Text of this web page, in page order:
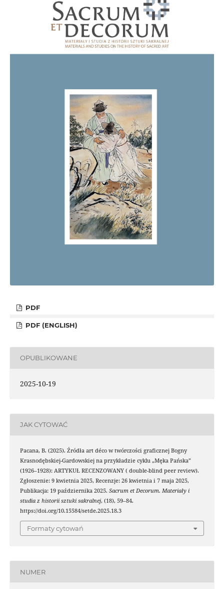
PDF
PDF (ENGLISH)
OPUBLIKOWANE
2025-10-19
JAK CYTOWAĆ
Pacana, B. (2025). Źródła art déco w twórczości graficznej Bogny
Krasnodębskiej-Gardowskiej na przykładzie cyklu „Męka Pańska”
(1926–1928): ARTYKUŁ RECENZOWANY ( double-blind peer review).
Zgłoszenie: 9 kwietnia 2025, Recenzje: 26 kwietnia i 7 maja 2025,
Publikacja: 19 października 2025. Sacrum et Decorum. Materiały i
studia z historii sztuki sakralnej, (18), 59–84.
https://doi.org/10.15584/setde.2025.18.3
Formaty cytowań
NUMER